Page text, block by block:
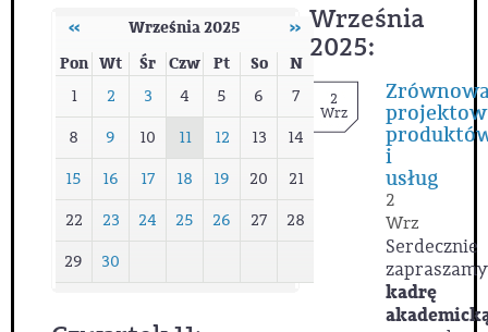
‹‹ Września 2025
››
Pon Wt Śr Czw Pt So N
1 2 3 4 5 6
7
8
9 10 11 12 13
14
15
16 17 18 19 20
21
22
23 24 25 26 27
28
29
30
Września
2025:
2
Wrz
i
usług
2
Wrz
Serdecznie
zapraszamy
kadrę